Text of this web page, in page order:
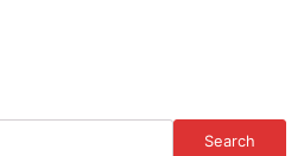
Search